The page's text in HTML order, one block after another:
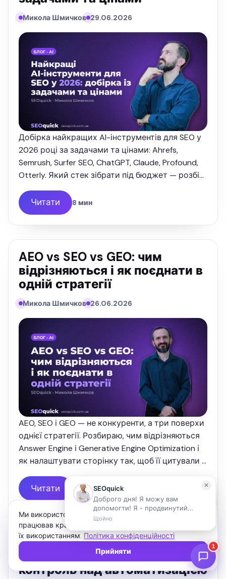
Микола Шмичков 29.06.2026
Добірка найкращих AI-інструментів для SEO у
2026 році за задачами та цінами: Ahrefs,
Semrush, Surfer SEO, ChatGPT, Claude, Profound,
Otterly. Який стек зібрати під бюджет — розбір
Читати 8 мин
AEO vs SEO vs GEO: чим
відрізняються і як поєднати в
одній стратегії
Микола Шмичков 26.06.2026
AEO, SEO і GEO — не конкуренти, а три поверхи
однієї стратегії. Розбираю, чим відрізняються
Answer Engine і Generative Engine Optimization і
як налаштувати сторінку так, щоб її цитували і
Google, і ChatGPT.
Читати 6 мин
Performance Max у 2026:
налаштування, фіди та
контроль над автоматизацією
Ми використовуємо файли cookie, щоб сайт
працював краще. Продовжуючи, ви погоджуєтеся з
їх використанням. Політика конфіденційності
Прийняти